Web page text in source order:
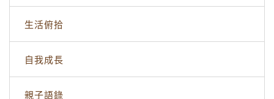
生活俯拾
自我成長
親子語錄